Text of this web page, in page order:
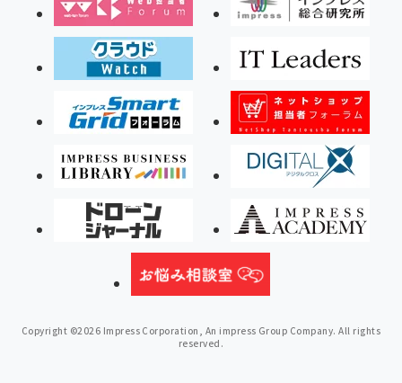
Copyright ©2026 Impress Corporation, An impress Group Company. All rights
reserved.